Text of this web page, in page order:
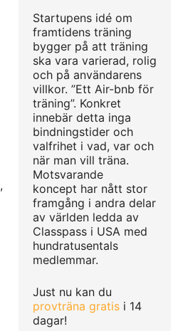
Startupens idé om
framtidens träning
bygger på att träning
ska vara varierad, rolig
och på användarens
villkor. ”Ett Air-bnb för
träning”. Konkret
innebär detta inga
bindningstider och
valfrihet i vad, var och
när man vill träna.
Motsvarande
koncept har nått stor
framgång i andra delar
av världen ledda av
Classpass i USA med
hundratusentals
medlemmar.
Just nu kan du
provträna gratis i 14
dagar!